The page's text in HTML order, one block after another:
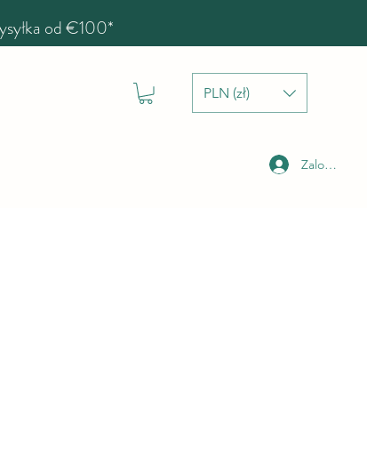
od €100*
PLN (zł)
Zaloguj się